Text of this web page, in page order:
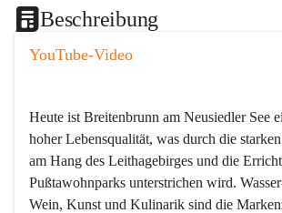
Beschreibung
YouTube-Video
Heute ist Breitenbrunn am Neusiedler See
hoher Lebensqualität, was durch die
am Hang des Leithagebirges und die
Pußtawohnparks unterstrichen wird.
Wein, Kunst und Kulinarik sind die